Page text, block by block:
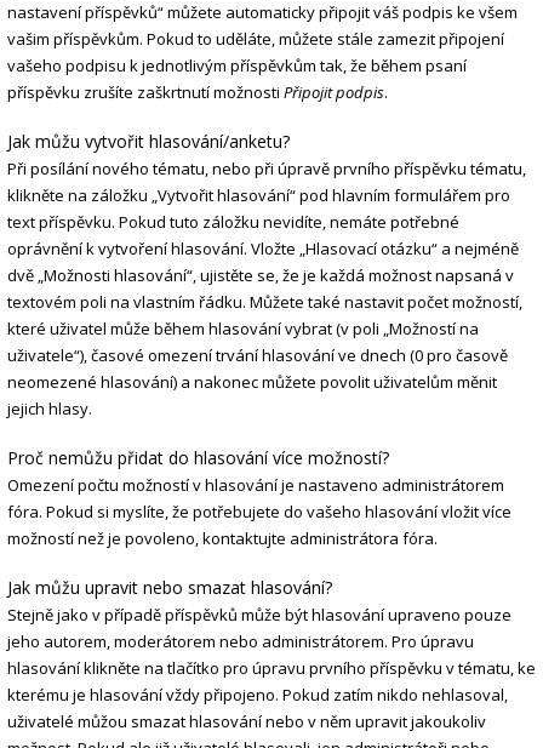
nastavení příspěvků“ můžete automaticky připojit váš podpis ke všem
vašim příspěvkům. Pokud to uděláte, můžete stále zamezit připojení
vašeho podpisu k jednotlivým příspěvkům tak, že během psaní
příspěvku zrušíte zaškrtnutí možnosti Připojit podpis.
Jak můžu vytvořit hlasování/anketu?
Při posílání nového tématu, nebo při úpravě prvního příspěvku tématu,
klikněte na záložku „Vytvořit hlasování“ pod hlavním formulářem pro
text příspěvku. Pokud tuto záložku nevidíte, nemáte potřebné
oprávnění k vytvoření hlasování. Vložte „Hlasovací otázku“ a nejméně
dvě „Možnosti hlasování“, ujistěte se, že je každá možnost napsaná v
textovém poli na vlastním řádku. Můžete také nastavit počet možností,
které uživatel může během hlasování vybrat (v poli „Možností na
uživatele“), časové omezení trvání hlasování ve dnech (0 pro časově
neomezené hlasování) a nakonec můžete povolit uživatelům měnit
jejich hlasy.
Proč nemůžu přidat do hlasování více možností?
Omezení počtu možností v hlasování je nastaveno administrátorem
fóra. Pokud si myslíte, že potřebujete do vašeho hlasování vložit více
možností než je povoleno, kontaktujte administrátora fóra.
Jak můžu upravit nebo smazat hlasování?
Stejně jako v případě příspěvků může být hlasování upraveno pouze
jeho autorem, moderátorem nebo administrátorem. Pro úpravu
hlasování klikněte na tlačítko pro úpravu prvního příspěvku v tématu, ke
kterému je hlasování vždy připojeno. Pokud zatím nikdo nehlasoval,
uživatelé můžou smazat hlasování nebo v něm upravit jakoukoliv